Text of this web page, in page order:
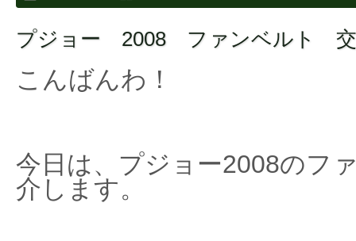
プジョー 2008 ファンベルト
こんばんわ！
今日は、プジョー2008のフ
介します。